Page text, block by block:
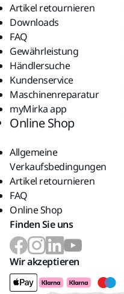
Artikel retournieren
Downloads
FAQ
Gewährleistung
Händlersuche
Kundenservice
Maschinenreparatur
myMirka app
Online Shop
Allgemeine
Verkaufsbedingungen
Artikel retournieren
FAQ
Online Shop
Finden Sie uns
Wir akzeptieren